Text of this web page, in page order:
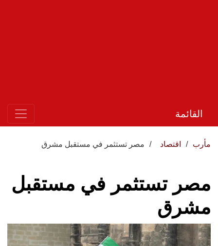
القائمة
مأرب اقتصاد مصر تستثمر في مستقبل مشرق
مصر تستثمر في مستقبل
مشرق